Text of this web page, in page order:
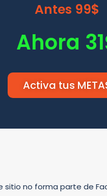
Antes 99$
Ahora
Activa tus
sitio no forma parte de